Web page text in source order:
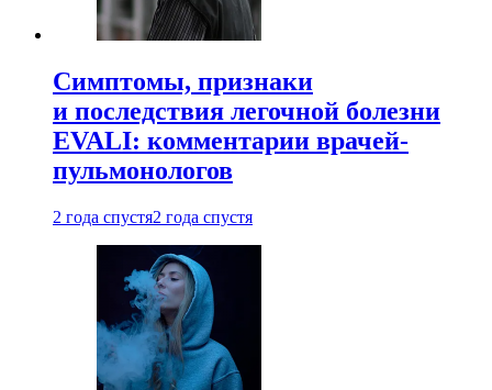
Симптомы, признаки
и последствия легочной болезни
EVALI: комментарии врачей-
пульмонологов
2 года спустя2 года спустя